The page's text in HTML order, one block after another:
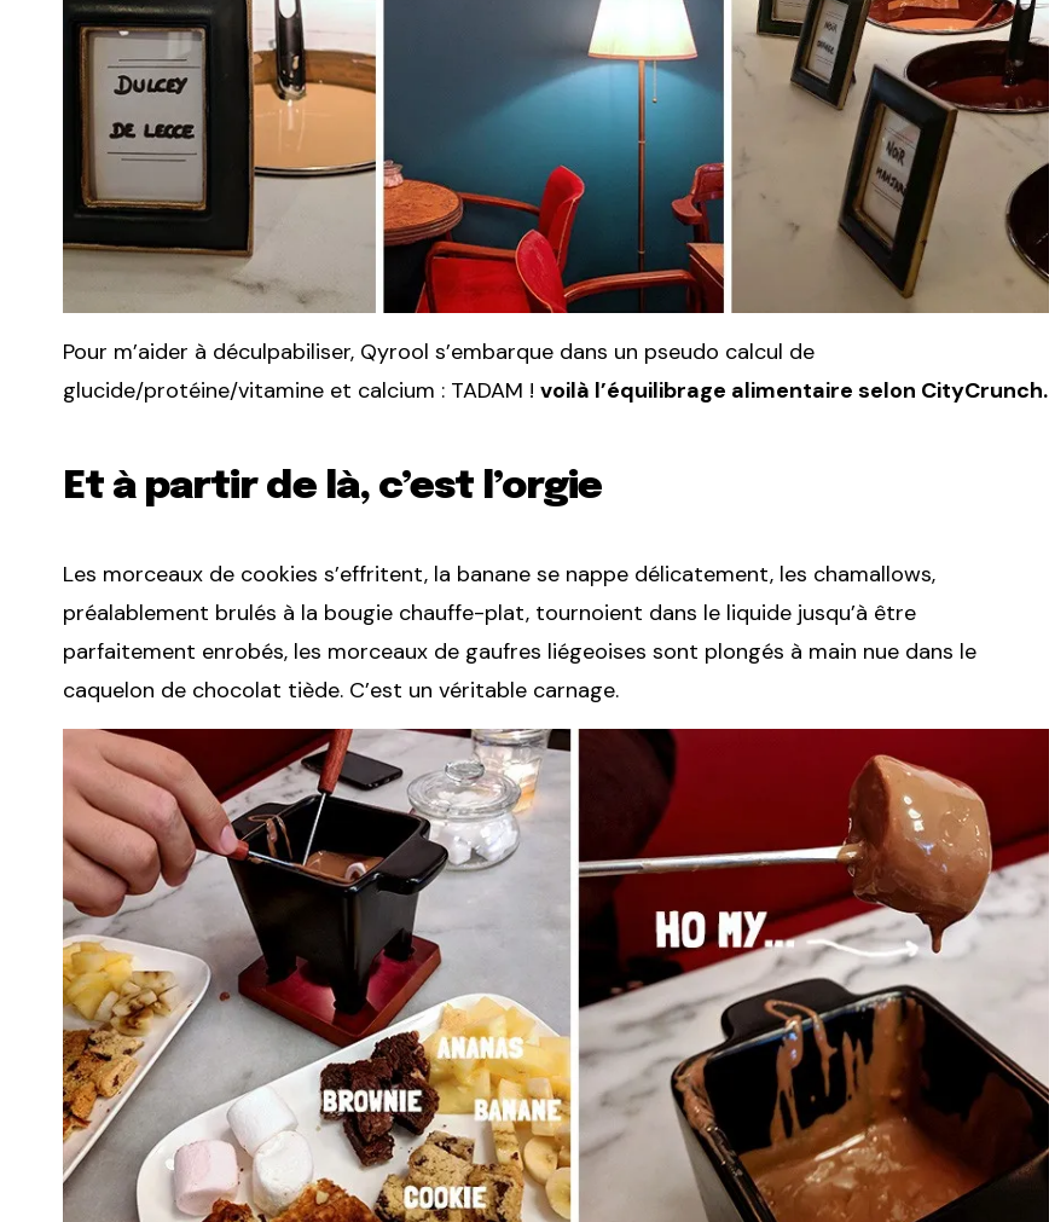
Pour m’aider à déculpabiliser, Qyrool s’embarque dans un pseudo calcul de
glucide/protéine/vitamine et calcium : TADAM ! voilà l’équilibrage alimentaire selon CityCrunch.
Et à partir de là, c’est l’orgie
Les morceaux de cookies s’effritent, la banane se nappe délicatement, les chamallows,
préalablement brulés à la bougie chauffe-plat, tournoient dans le liquide jusqu’à être
parfaitement enrobés, les morceaux de gaufres liégeoises sont plongés à main nue dans le
caquelon de chocolat tiède. C’est un véritable carnage.